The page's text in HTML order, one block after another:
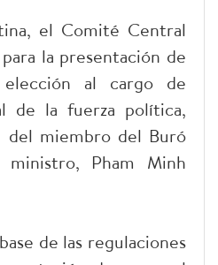
el Comité Central
la presentación de
al cargo de
de la fuerza política,
del miembro del Buró
Pham Minh
de las regulaciones